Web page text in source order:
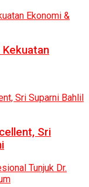
Kekuatan
Sri